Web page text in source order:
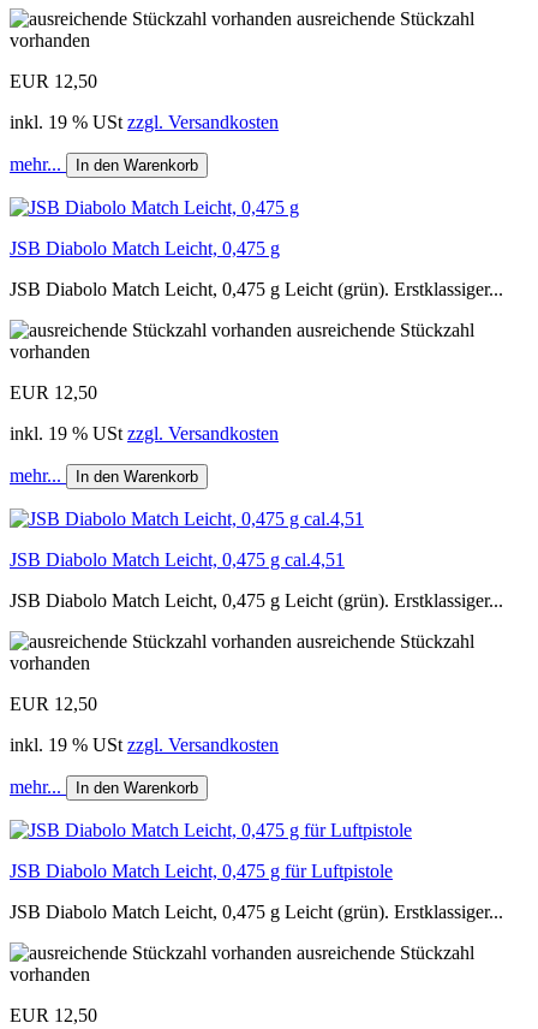
ausreichende Stückzahl
vorhanden
EUR 12,50
inkl. 19 % USt zzgl. Versandkosten
mehr... In den Warenkorb
JSB Diabolo Match Leicht, 0,475 g
JSB Diabolo Match Leicht, 0,475 g Leicht (grün). Erstklassiger...
ausreichende Stückzahl
vorhanden
EUR 12,50
inkl. 19 % USt zzgl. Versandkosten
mehr... In den Warenkorb
JSB Diabolo Match Leicht, 0,475 g cal.4,51
JSB Diabolo Match Leicht, 0,475 g Leicht (grün). Erstklassiger...
ausreichende Stückzahl
vorhanden
EUR 12,50
inkl. 19 % USt zzgl. Versandkosten
mehr... In den Warenkorb
JSB Diabolo Match Leicht, 0,475 g für Luftpistole
JSB Diabolo Match Leicht, 0,475 g Leicht (grün). Erstklassiger...
ausreichende Stückzahl
vorhanden
EUR 12,50